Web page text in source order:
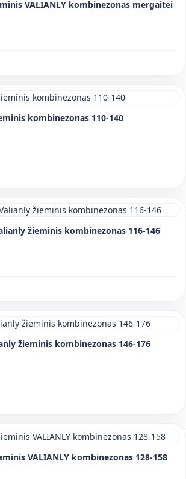
VALIANLY kombinezonas mergaitei
kombinezonas 110-140
žieminis kombinezonas 116-146
žieminis kombinezonas 146-176
VALIANLY kombinezonas 128-158